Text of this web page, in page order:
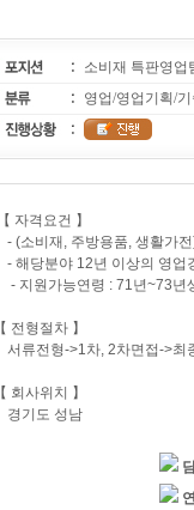
소비재 특판영업
영업/영업기획/
【 자격요건 】
- (소비재, 주방용품, 생활가
- 해당분야 12년 이상의 영업
- 지원가능연령 : 71년~73년
【 전형절차 】
서류전형->1차, 2차면접->최
【 회사위치 】
경기도 성남